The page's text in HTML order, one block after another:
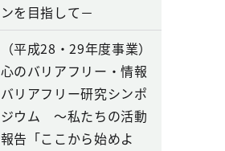
ンを目指して－
（平成28・29年度事業）
心のバリアフリー・情報
バリアフリー研究シンポ
ジウム ～私たちの活動
報告「ここから始めよ